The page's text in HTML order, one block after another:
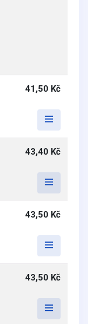
41,50 Kč
43,40 Kč
43,50 Kč
43,50 Kč